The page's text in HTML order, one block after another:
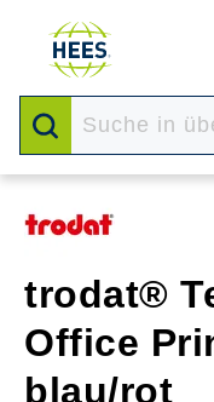
trodat®
Office
blau/rot